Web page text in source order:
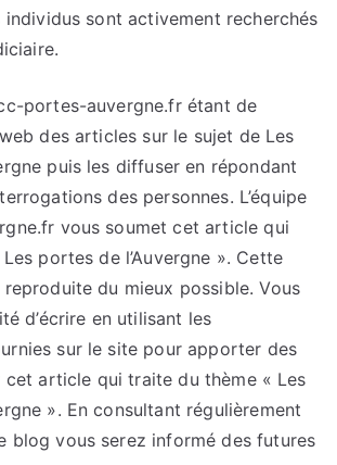
individus sont activement recherchés
portes-auvergne.fr étant de
des articles sur le sujet de Les
puis les diffuser en répondant
des personnes. L’équipe
vous soumet cet article qui
portes de l’Auvergne ». Cette
du mieux possible. Vous
d’écrire en utilisant les
sur le site pour apporter des
article qui traite du thème « Les
». En consultant régulièrement
blog vous serez informé des futures